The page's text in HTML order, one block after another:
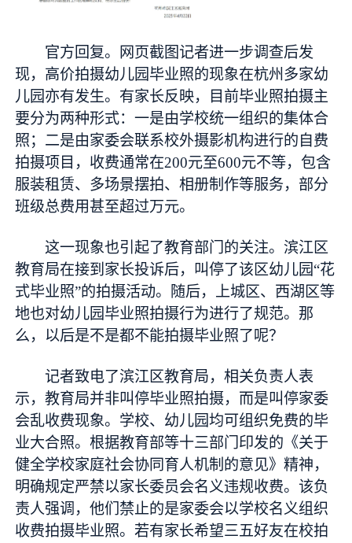
官方回复。网页截图记者进一步调查后发
现，高价拍摄幼儿园毕业照的现象在杭州多家幼
儿园亦有发生。有家长反映，目前毕业照拍摄主
要分为两种形式：一是由学校统一组织的集体合
照；二是由家委会联系校外摄影机构进行的自费
拍摄项目，收费通常在200元至600元不等，包含
服装租赁、多场景摆拍、相册制作等服务，部分
班级总费用甚至超过万元。
这一现象也引起了教育部门的关注。滨江区
教育局在接到家长投诉后，叫停了该区幼儿园“花
式毕业照”的拍摄活动。随后，上城区、西湖区等
地也对幼儿园毕业照拍摄行为进行了规范。那
么，以后是不是都不能拍摄毕业照了呢？
记者致电了滨江区教育局，相关负责人表
示，教育局并非叫停毕业照拍摄，而是叫停家委
会乱收费现象。学校、幼儿园均可组织免费的毕
业大合照。根据教育部等十三部门印发的《关于
健全学校家庭社会协同育人机制的意见》精神，
明确规定严禁以家长委员会名义违规收费。该负
责人强调，他们禁止的是家委会以学校名义组织
收费拍摄毕业照。若有家长希望三五好友在校拍